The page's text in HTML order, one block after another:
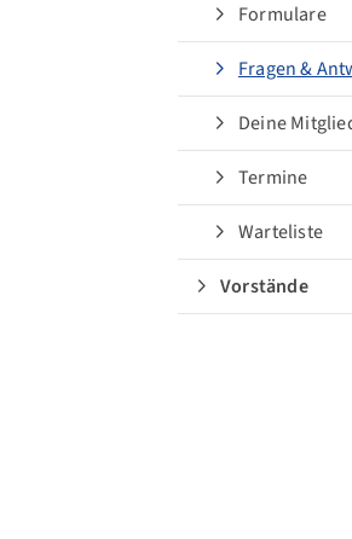
Formulare
Fragen &
Deine
Termine
Warteliste
Vorstände
Sportangebote
Unsere
Sportsuche
Ausfälle und
Deutsches